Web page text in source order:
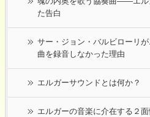
た告白
サー・ジョン・バルビローリ
曲を録音しなかった理由
エルガーサウンドとは何か？
エルガーの音楽に介在する２面